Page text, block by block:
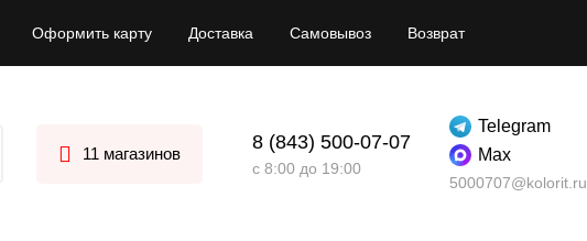
Оформить карту Доставка Самовывоз Возврат
11 магазинов
8 (843) 500-07-07
с 8:00 до 19:00
Telegram
Max
5000707@kolorit.ru